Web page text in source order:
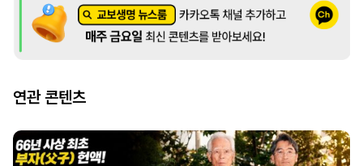
연관 콘텐츠